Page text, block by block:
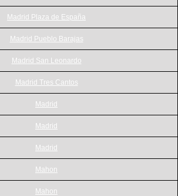
Madrid Plaza de España
Madrid Pueblo Barajas
Madrid San Leonardo
Madrid Tres Cantos
Madrid
Madrid
Madrid
Mahon
Mahon